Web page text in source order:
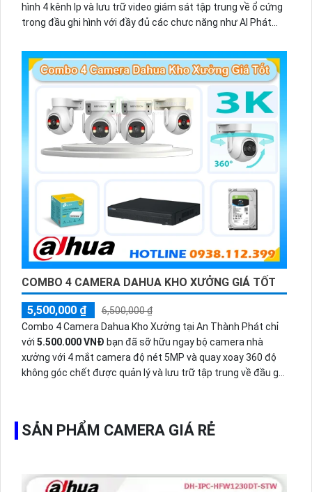
hình 4 kênh Ip và lưu trữ video giám sát tập trung về ổ cứng
trong đầu ghi hình với đầy đủ các chưc năng như AI Phát
có màu vào ban đêm
COMBO 4 CAMERA DAHUA KHO XƯỞNG GIÁ TỐT
5,500,000 ₫
6,500,000 ₫
Combo 4 Camera Dahua Kho Xưởng tại An Thành Phát chỉ
với 5.500.000 VNĐ bạn đã sỡ hữu ngay bộ camera nhà
xưởng với 4 mắt camera độ nét 5MP và quay xoay 360 độ
không góc chết được quản lý và lưu trữ tập trung về đầu ghi
SẢN PHẨM CAMERA GIÁ RẺ